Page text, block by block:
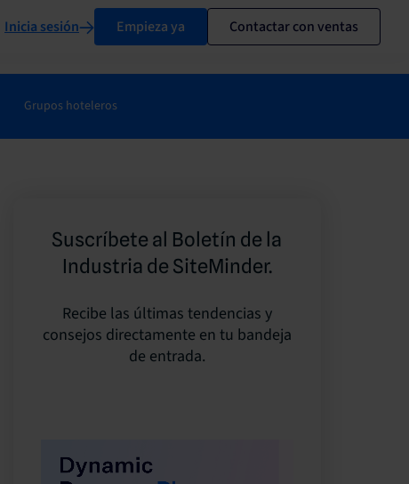
Inicia sesión Empieza ya Contactar con ventas
Grupos hoteleros
Suscríbete al Boletín de la
Industria de SiteMinder.
Recibe las últimas tendencias y
consejos directamente en tu bandeja
de entrada.